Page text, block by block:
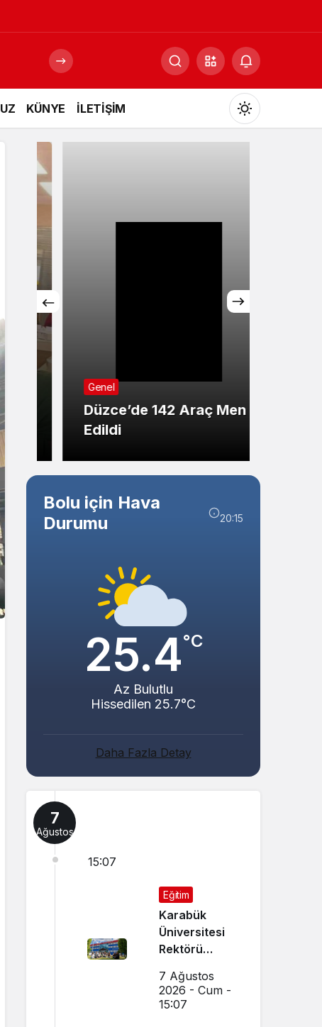
KÜNYE İLETİŞİM
Mod
değiştir
Gündüz Modu
Genel
Düzce’de 142 Araç Men
Edildi
Bolu için Hava
Durumu
20:15
25.4°C
Az Bulutlu
Hissedilen 25.7°C
Daha Fazla Detay
7
Ağustos
15:07
Eğitim
Karabük
Üniversitesi
Rektörü
Aday
Öğrencilere
7 Ağustos
2026 - Cum -
15:07